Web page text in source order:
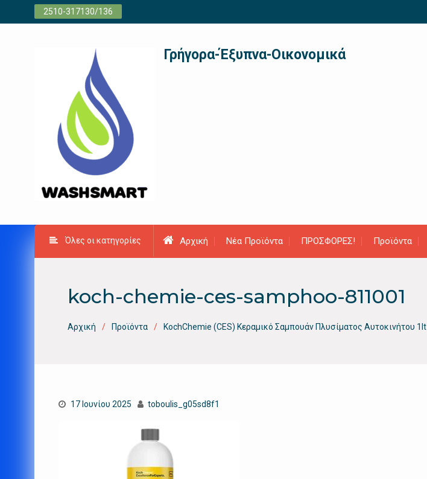
Προχωρήστε
2510-317130/136
Γρήγορα-Έξυπνα-Οικονομικά
Όλες οι κατηγορίες Αρχική Νέα Προϊόντα ΠΡΟΣΦΟΡΕΣ! Προϊόντα
koch-chemie-ces-samphoo-811001
Αρχική Προϊόντα KochChemie (CES) Κεραμικό Σαμπουάν Πλυσίματος Αυτοκινήτου 1lt
17 Ιουνίου 2025 toboulis_g05sd8f1